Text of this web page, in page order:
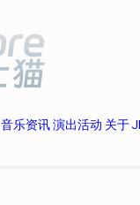
音乐资讯演出活动 关于